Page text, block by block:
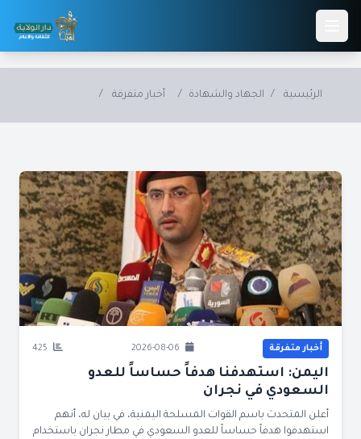
Skip to main content
الرئيسية / الجهاد والشهادة / أخبار متفرقة /
أخبار متفرقة
اليمن: استهدفنا هدفاً حساساً للعدو
السعودي في نجران
أعلن المتحدث باسم القوات المسلحة اليمنية، في بيان له، أنهم
استهدفوا هدفاً حساساً للعدو السعودي في مطار نجران باستخدام